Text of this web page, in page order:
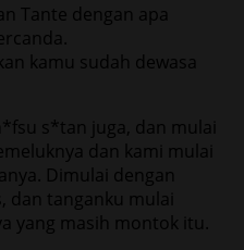
Tante dengan apa
kamu sudah dewasa
s*tan juga, dan mulai
dan kami mulai
Dimulai dengan
tanganku mulai
yang masih montok itu.